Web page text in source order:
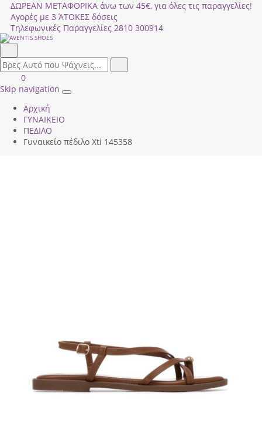
ΔΩΡΕΑΝ ΜΕΤΑΦΟΡΙΚΑ άνω των 45€, για όλες τις παραγγελίες!
Αγορές με 3 ΆΤΟΚΕΣ δόσεις
Τηλεφωνικές Παραγγελίες 2810 300914
field.search
Είσοδος
|
ΚΑΛΑΘΙ
ΑΓΟΡΩΝ
0
Skip navigation
Toggle
Αρχική
ΓΥΝΑΙΚΕΙΟ
ΠΕΔΙΛΟ
Γυναικείο πέδιλο Xti 145358